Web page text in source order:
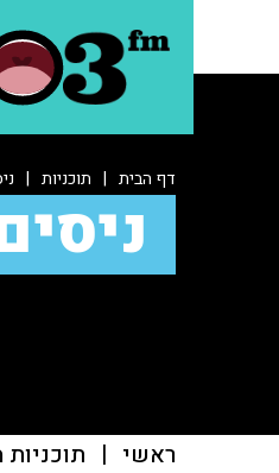
דף הבית | תוכניות |
ראשי |